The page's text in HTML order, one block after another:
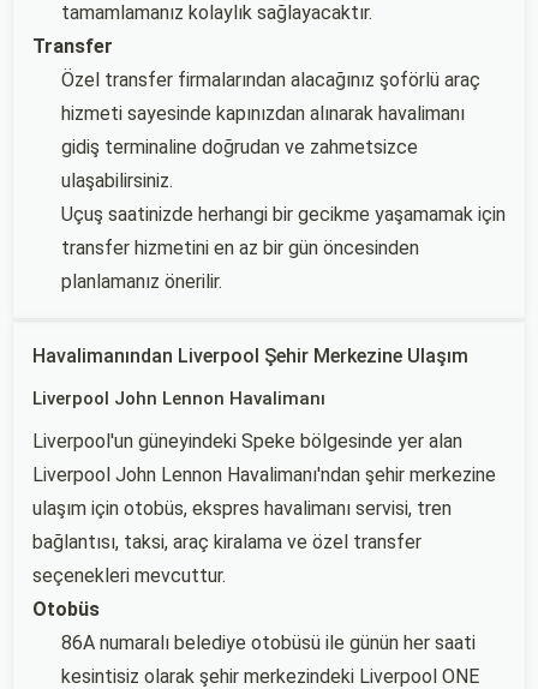
tamamlamanız kolaylık sağlayacaktır.
Transfer
Özel transfer firmalarından alacağınız şoförlü araç
hizmeti sayesinde kapınızdan alınarak havalimanı
gidiş terminaline doğrudan ve zahmetsizce
ulaşabilirsiniz.
Uçuş saatinizde herhangi bir gecikme yaşamamak için
transfer hizmetini en az bir gün öncesinden
planlamanız önerilir.
Havalimanından Liverpool Şehir Merkezine Ulaşım
Liverpool John Lennon Havalimanı
Liverpool'un güneyindeki Speke bölgesinde yer alan
Liverpool John Lennon Havalimanı'ndan şehir merkezine
ulaşım için otobüs, ekspres havalimanı servisi, tren
bağlantısı, taksi, araç kiralama ve özel transfer
seçenekleri mevcuttur.
Otobüs
86A numaralı belediye otobüsü ile günün her saati
kesintisiz olarak şehir merkezindeki Liverpool ONE